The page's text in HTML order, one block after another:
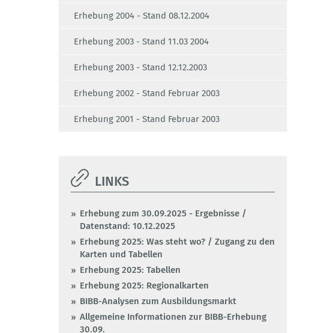
Erhebung 2004 - Stand 08.12.2004
Erhebung 2003 - Stand 11.03 2004
Erhebung 2003 - Stand 12.12.2003
Erhebung 2002 - Stand Februar 2003
Erhebung 2001 - Stand Februar 2003
LINKS
Erhebung zum 30.09.2025 - Ergebnisse /
Datenstand: 10.12.2025
Erhebung 2025: Was steht wo? / Zugang zu den
Karten und Tabellen
Erhebung 2025: Tabellen
Erhebung 2025: Regionalkarten
BIBB-Analysen zum Ausbildungsmarkt
Allgemeine Informationen zur BIBB-Erhebung
30.09.